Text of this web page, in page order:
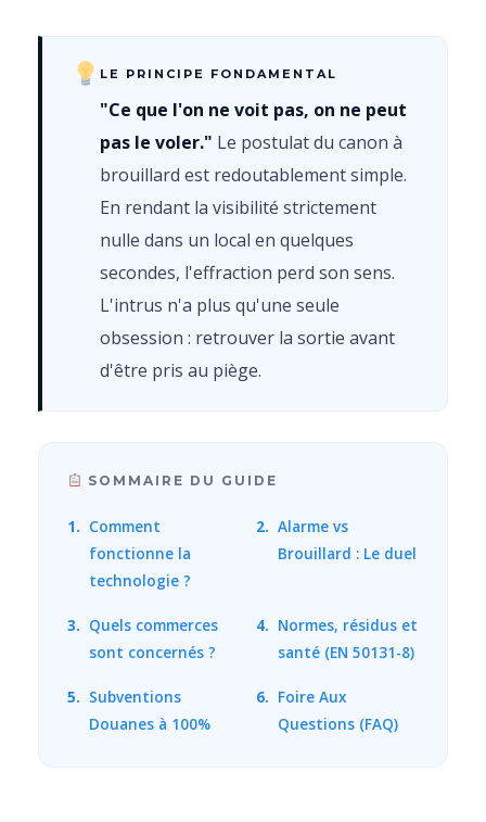
LE PRINCIPE FONDAMENTAL
"Ce que l'on ne voit pas, on ne peut
pas le voler." Le postulat du canon à
brouillard est redoutablement simple.
En rendant la visibilité strictement
nulle dans un local en quelques
secondes, l'effraction perd son sens.
L'intrus n'a plus qu'une seule
obsession : retrouver la sortie avant
d'être pris au piège.
SOMMAIRE DU GUIDE
1. Comment
fonctionne la
technologie ?
2. Alarme vs
Brouillard : Le duel
3. Quels commerces
sont concernés ?
4. Normes, résidus et
santé (EN 50131-8)
5. Subventions
Douanes à 100%
6. Foire Aux
Questions (FAQ)